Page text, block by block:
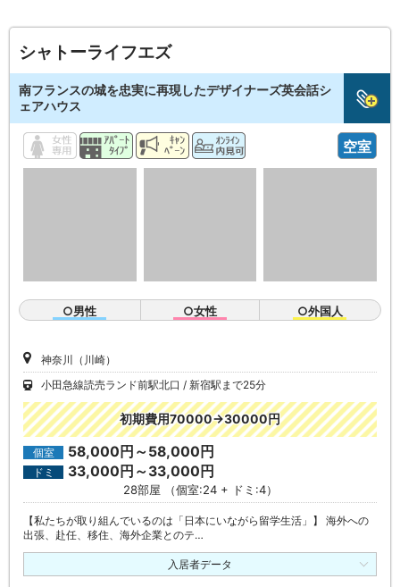
シャトーライフエズ
南フランスの城を忠実に再現したデザイナーズ英会話シ
ェアハウス
空室
○男性 ○女性 ○外国人
神奈川（川崎）
小田急線読売ランド前駅北口
新宿駅まで25分
初期費用70000→30000円
個室 58,000円～58,000円
ドミ 33,000円～33,000円
28部屋 （個室:24 + ドミ:4）
【私たちが取り組んでいるのは「日本にいながら留学生活」】 海外への
出張、赴任、移住、海外企業とのテ…
入居者データ